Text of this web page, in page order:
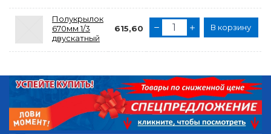
Полукрылок
670мм 1/3
двускатный
615,60 В корзину